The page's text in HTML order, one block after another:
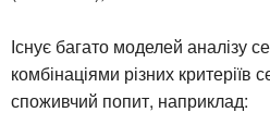
Існує багато моделей аналізу
комбінаціями різних критеріїв
споживчий попит, наприклад: